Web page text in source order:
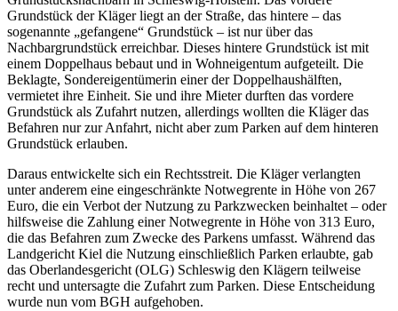
Grundstück der Kläger liegt an der Straße, das hintere – das
sogenannte „gefangene“ Grundstück – ist nur über das
Nachbargrundstück erreichbar. Dieses hintere Grundstück ist mit
einem Doppelhaus bebaut und in Wohneigentum aufgeteilt. Die
Beklagte, Sondereigentümerin einer der Doppelhaushälften,
vermietet ihre Einheit. Sie und ihre Mieter durften das vordere
Grundstück als Zufahrt nutzen, allerdings wollten die Kläger das
Befahren nur zur Anfahrt, nicht aber zum Parken auf dem hinteren
Grundstück erlauben.
Daraus entwickelte sich ein Rechtsstreit. Die Kläger verlangten
unter anderem eine eingeschränkte Notwegrente in Höhe von 267
Euro, die ein Verbot der Nutzung zu Parkzwecken beinhaltet – oder
hilfsweise die Zahlung einer Notwegrente in Höhe von 313 Euro,
die das Befahren zum Zwecke des Parkens umfasst. Während das
Landgericht Kiel die Nutzung einschließlich Parken erlaubte, gab
das Oberlandesgericht (OLG) Schleswig den Klägern teilweise
recht und untersagte die Zufahrt zum Parken. Diese Entscheidung
wurde nun vom BGH aufgehoben.